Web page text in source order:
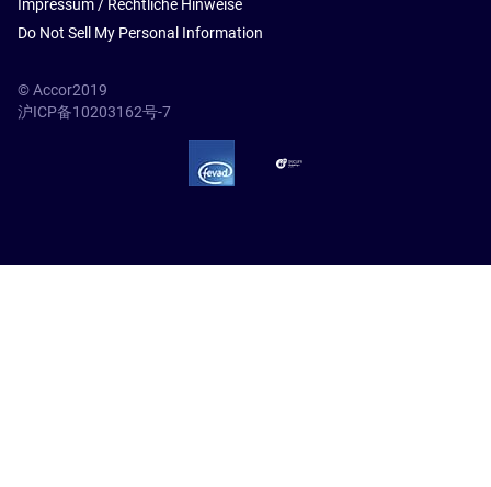
Impressum / Rechtliche Hinweise
Do Not Sell My Personal Information
© Accor2019
沪ICP备10203162号-7